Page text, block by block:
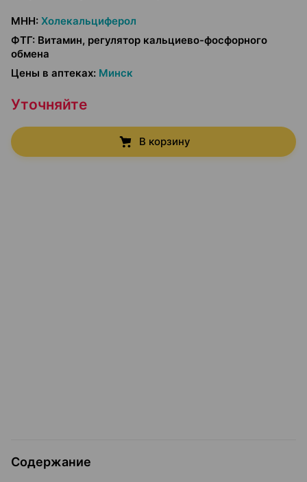
МНН: Холекальциферол
ФТГ: Витамин, регулятор кальциево-фосфорного
обмена
Цены в аптеках: Минск
Уточняйте
В корзину
Содержание